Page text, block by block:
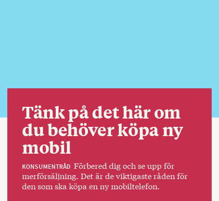
Tänk på det här om
du behöver köpa ny
mobil
KONSUMENTRÅD Förbered dig och se upp för
merförsäljning. Det är de viktigaste råden för
den som ska köpa en ny mobiltelefon.